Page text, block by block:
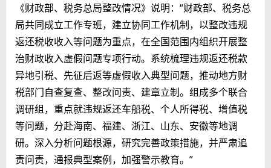
《财政部、税务总局整改情况》说明：“财政部、税务总
局共同成立工作专班，建立协同工作机制，以整改违规
返还税收收入等问题为重点，在全国范围内组织开展整
治财政收入虚假问题专项行动。系统梳理违规返还税款
异地引税、先征后返等虚假收入典型问题，推动地方财
税部门自查复查、整改问责、建章立制。组成多个联合
调研组，重点就违规返还车船税、个人所得税、增值税
等问题，分赴海南、福建、浙江、山东、安徽等地调
研。深入分析问题根源，研究完善政策措施，并严肃追
责问责，通报典型案例，加强警示教育。”